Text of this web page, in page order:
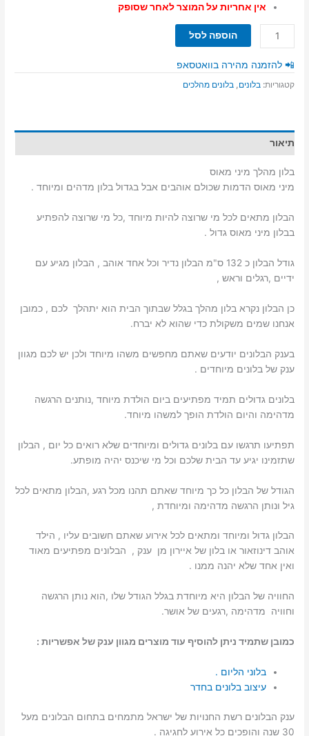
אין אחריות על המוצר לאחר שסופק
כמות
של
בלון
מהלך
מיני
הוספה לסל
📲 להזמנה מהירה בוואטסאפ
קטגוריות:בלונים,בלונים מהלכים
תיאור
בלון מהלך מיני מאוס
מיני מאוס הדמות שכולם אוהבים אבל בגדול בלון מדהים ומיוחד .
הבלון מתאים לכל מי שרוצה להיות מיוחד ,כל מי שרוצה להפתיע
בבלון מיני מאוס גדול .
גודל הבלון כ 132 ס"מ הבלון נדיר וכל אחד אוהב , הבלון מגיע עם
ידיים ,רגלים וראש ,
כן הבלון נקרא בלון מהלך בגלל שבתוך הבית הוא יתהלך לכם , כמובן
אנחנו שמים משקולת כדי שהוא לא יברח.
בענק הבלונים יודעים שאתם מחפשים משהו מיוחד ולכן יש לכם מגוון
ענק של בלונים מיוחדים .
בלונים גדולים תמיד מפתיעים ביום הולדת מיוחד ,נותנים הרגשה
מדהימה והיום הולדת הופך למשהו מיוחד.
תפתיעו תרגשו עם בלונים גדולים ומיוחדים שלא רואים כל יום , הבלון
שתזמינו יגיע עד הבית שלכם וכל מי שיכנס יהיה מופתע.
הגודל של הבלון כל כך מיוחד שאתם תהנו מכל רגע ,הבלון מתאים לכל
גיל ונותן הרגשה מדהימה ומיוחדת ,
הבלון גדול ומיוחד ומתאים לכל אירוע שאתם חשובים עליו , הילד
אוהב דינוזאור או בלון של איירון מן ענק , הבלונים מפתיעים מאוד
ואין אחד שלא יהנה ממנו .
החוויה של הבלון היא מיוחדת בגלל הגודל שלו ,הוא נותן הרגשה
וחוויה מדהימה ,רגעים של אושר.
כמובן שתמיד ניתן להוסיף עוד מוצרים מגוון ענק של אפשריות :
בלוני הליום .
עיצוב בלונים בחדר
ענק הבלונים רשת החנויות של ישראל מתמחים בתחום הבלונים מעל
30 שנה והופכים כל אירוע לחגיגה .